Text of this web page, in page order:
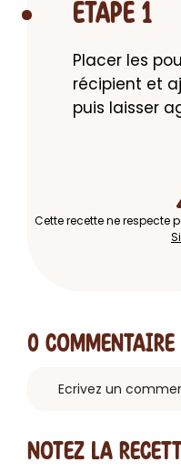
ETAPE 1
Placer les
récipient et
puis laisser
Cette recette ne respecte
0 Commentaire
Notez la